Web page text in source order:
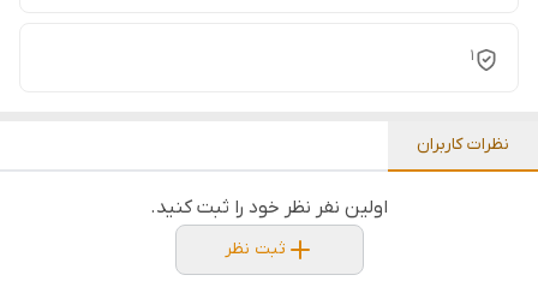
1
نظرات کاربران
اولین نفر نظر خود را ثبت کنید.
ثبت نظر